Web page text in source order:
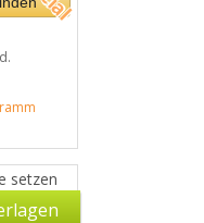
setzen